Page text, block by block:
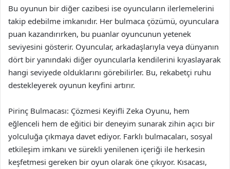
Bu oyunun bir diğer cazibesi ise oyuncuların ilerlemelerini
takip edebilme imkanıdır. Her bulmaca çözümü, oyunculara
puan kazandırırken, bu puanlar oyuncunun yetenek
seviyesini gösterir. Oyuncular, arkadaşlarıyla veya dünyanın
dört bir yanındaki diğer oyuncularla kendilerini kıyaslayarak
hangi seviyede olduklarını görebilirler. Bu, rekabetçi ruhu
destekleyerek oyunun keyfini artırır.
Pirinç Bulmacası: Çözmesi Keyifli Zeka Oyunu, hem
eğlenceli hem de eğitici bir deneyim sunarak zihin açıcı bir
yolculuğa çıkmaya davet ediyor. Farklı bulmacaları, sosyal
etkileşim imkanı ve sürekli yenilenen içeriği ile herkesin
keşfetmesi gereken bir oyun olarak öne çıkıyor. Kısacası,